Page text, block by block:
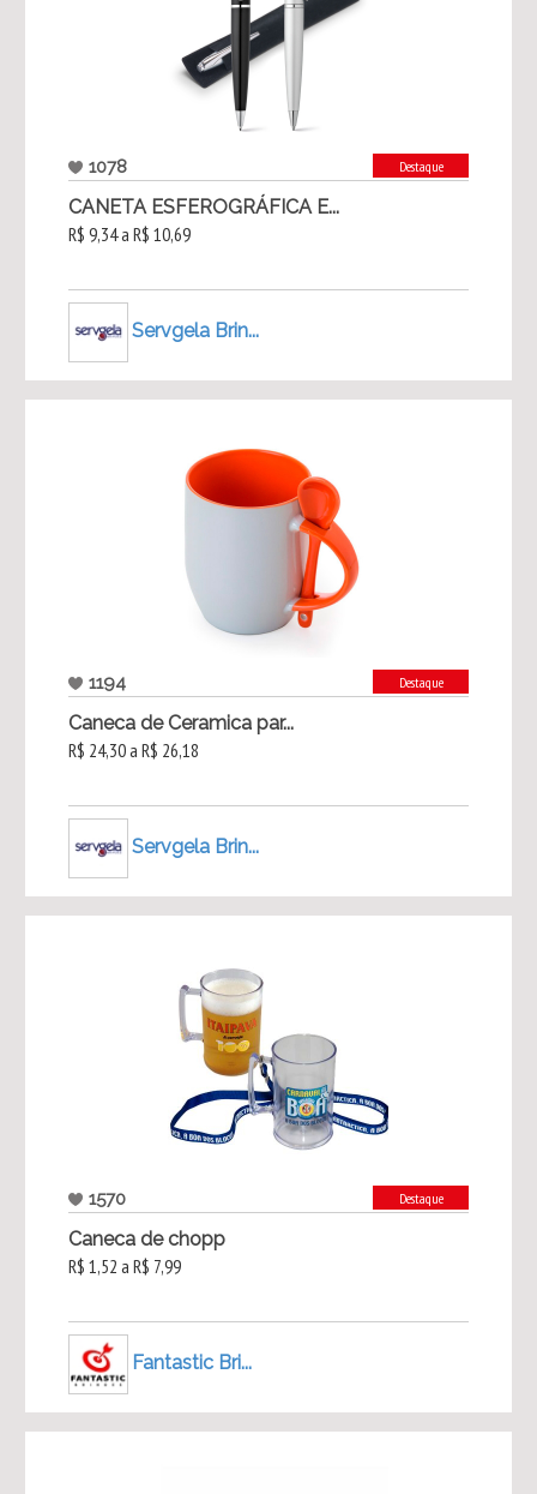
1078 Destaque
CANETA ESFEROGRÁFICA E...
R$ 9,34 a R$ 10,69
Servgela Brin...
1194 Destaque
Caneca de Ceramica par...
R$ 24,30 a R$ 26,18
Servgela Brin...
1570 Destaque
Caneca de chopp
R$ 1,52 a R$ 7,99
Fantastic Bri...